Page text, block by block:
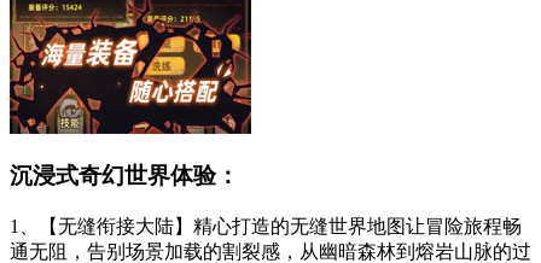
沉浸式奇幻世界体验：
1、【无缝衔接大陆】精心打造的无缝世界地图让冒险旅程畅
通无阻，告别场景加载的割裂感，从幽暗森林到熔岩山脉的过